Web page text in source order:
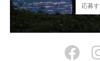
応募